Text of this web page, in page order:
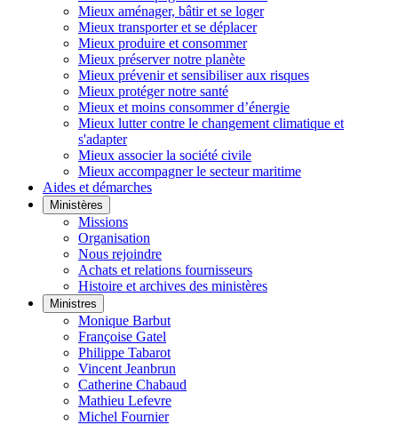
Mieux aménager, bâtir et se loger
Mieux transporter et se déplacer
Mieux produire et consommer
Mieux préserver notre planète
Mieux prévenir et sensibiliser aux risques
Mieux protéger notre santé
Mieux et moins consommer d’énergie
Mieux lutter contre le changement climatique et
s'adapter
Mieux associer la société civile
Mieux accompagner le secteur maritime
Aides et démarches
Ministères
Missions
Organisation
Nous rejoindre
Achats et relations fournisseurs
Histoire et archives des ministères
Ministres
Monique Barbut
Françoise Gatel
Philippe Tabarot
Vincent Jeanbrun
Catherine Chabaud
Mathieu Lefevre
Michel Fournier